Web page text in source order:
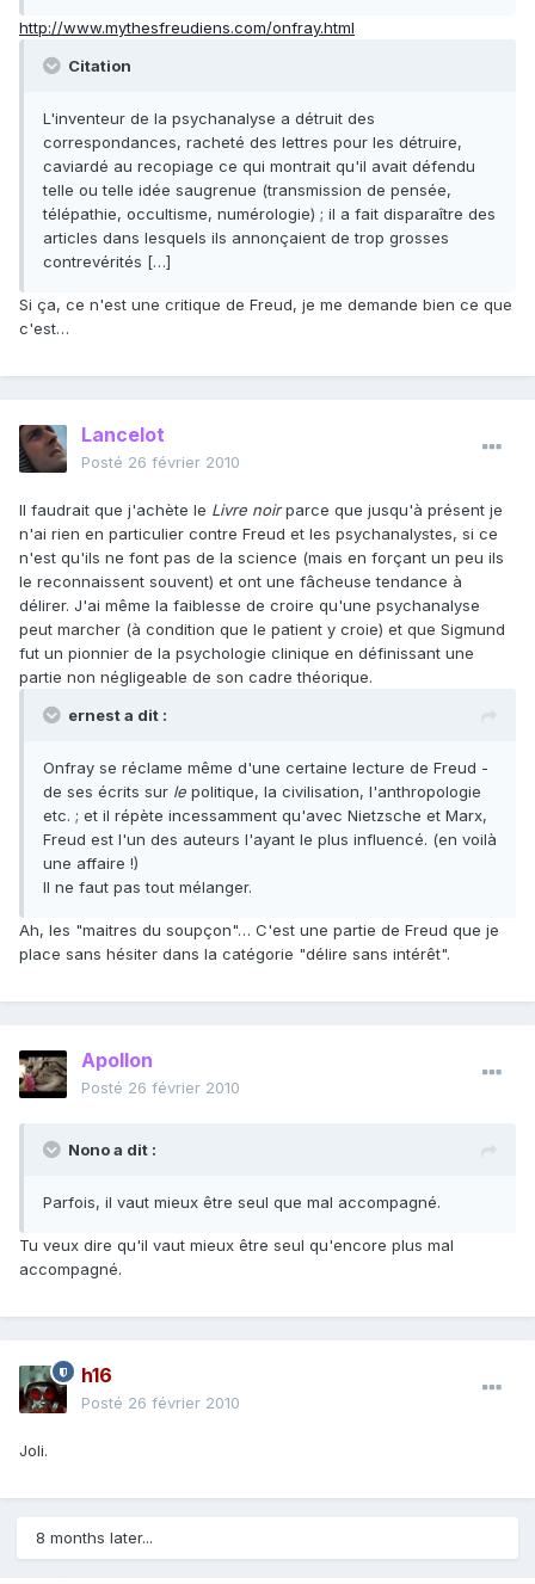
http://www.mythesfreudiens.com/onfray.html
Citation
L'inventeur de la psychanalyse a détruit des
correspondances, racheté des lettres pour les détruire,
caviardé au recopiage ce qui montrait qu'il avait défendu
telle ou telle idée saugrenue (transmission de pensée,
télépathie, occultisme, numérologie) ; il a fait disparaître des
articles dans lesquels ils annonçaient de trop grosses
contrevérités […]
Si ça, ce n'est une critique de Freud, je me demande bien ce que
c'est…
Lancelot
Posté 26 février 2010
Il faudrait que j'achète le Livre noirparce que jusqu'à présent je
n'ai rien en particulier contre Freud et les psychanalystes, si ce
n'est qu'ils ne font pas de la science (mais en forçant un peu ils
le reconnaissent souvent) et ont une fâcheuse tendance à
délirer. J'ai même la faiblesse de croire qu'une psychanalyse
peut marcher (à condition que le patient y croie) et que Sigmund
fut un pionnier de la psychologie clinique en définissant une
partie non négligeable de son cadre théorique.
ernest a dit :
Onfray se réclame même d'une certaine lecture de Freud -
de ses écrits sur le politique, la civilisation, l'anthropologie
etc. ; et il répète incessamment qu'avec Nietzsche et Marx,
Freud est l'un des auteurs l'ayant le plus influencé. (en voilà
une affaire !)
Il ne faut pas tout mélanger.
Ah, les "maitres du soupçon"… C'est une partie de Freud que je
place sans hésiter dans la catégorie "délire sans intérêt".
Apollon
Posté 26 février 2010
Nono a dit :
Parfois, il vaut mieux être seul que mal accompagné.
Tu veux dire qu'il vaut mieux être seul qu'encore plus mal
accompagné.
h16
Posté 26 février 2010
Joli.
8 months later...